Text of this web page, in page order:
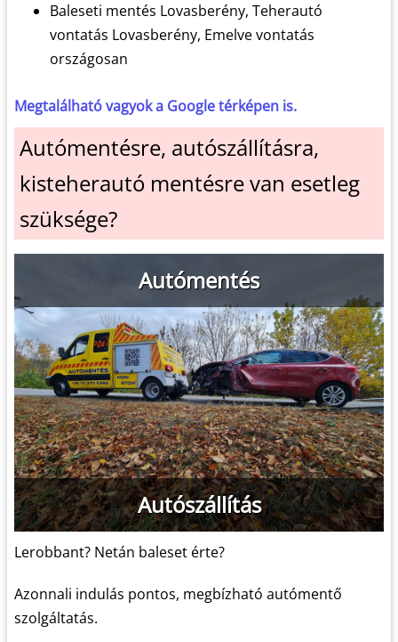
Baleseti mentés Lovasberény, Teherautó
vontatás Lovasberény, Emelve vontatás
országosan
Megtalálható vagyok a Google térképen is.
Autómentésre, autószállításra,
kisteherautó mentésre van esetleg
szüksége?
Autómentés
Autószállítás
Lerobbant? Netán baleset érte?
Azonnali indulás pontos, megbízható autómentő
szolgáltatás.